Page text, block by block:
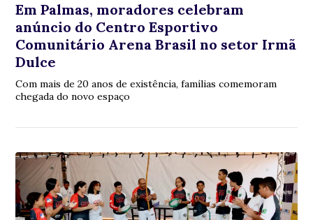
Em Palmas, moradores celebram
anúncio do Centro Esportivo
Comunitário Arena Brasil no setor Irmã
Dulce
Com mais de 20 anos de existência, famílias comemoram
chegada do novo espaço